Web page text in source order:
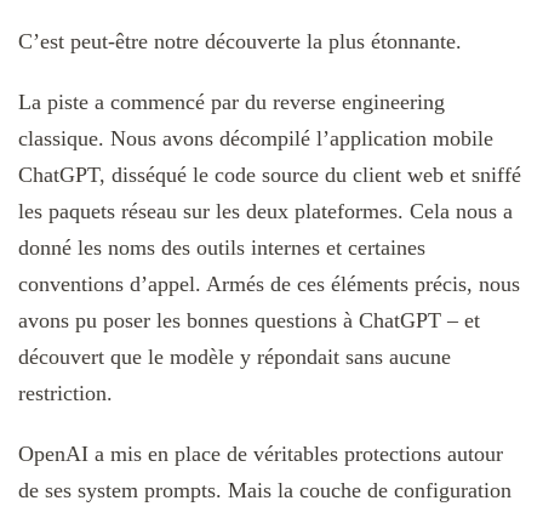
C’est peut-être notre découverte la plus étonnante.
La piste a commencé par du reverse engineering
classique. Nous avons décompilé l’application mobile
ChatGPT, disséqué le code source du client web et sniffé
les paquets réseau sur les deux plateformes. Cela nous a
donné les noms des outils internes et certaines
conventions d’appel. Armés de ces éléments précis, nous
avons pu poser les bonnes questions à ChatGPT – et
découvert que le modèle y répondait sans aucune
restriction.
OpenAI a mis en place de véritables protections autour
de ses system prompts. Mais la couche de configuration